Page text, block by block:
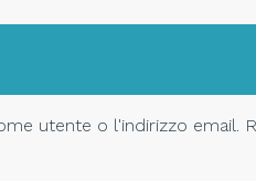
utente o l'indirizzo email.